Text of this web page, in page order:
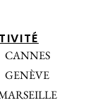
CANNES
GENÈVE